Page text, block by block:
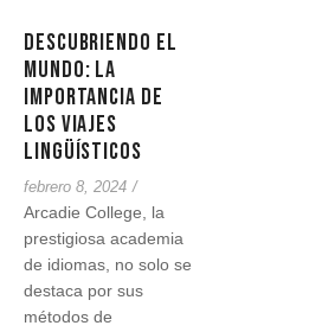
Descubriendo el
mundo: la
importancia de
los viajes
lingüísticos
febrero 8, 2024 /
Arcadie College, la
prestigiosa academia
de idiomas, no solo se
destaca por sus
métodos de